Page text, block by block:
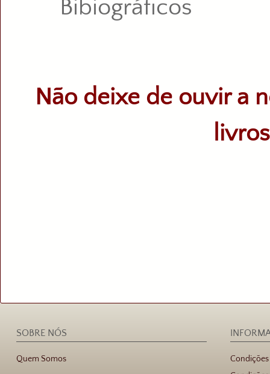
Bibiográficos
Não deixe de ouvir a
SOBRE NÓS
Quem Somos